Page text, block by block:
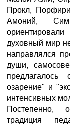
Прокл,
Амоний,
духовный мир
направлялся
души,
предлагалось
озарение" и
интенсивных
Постепенно,
традиция